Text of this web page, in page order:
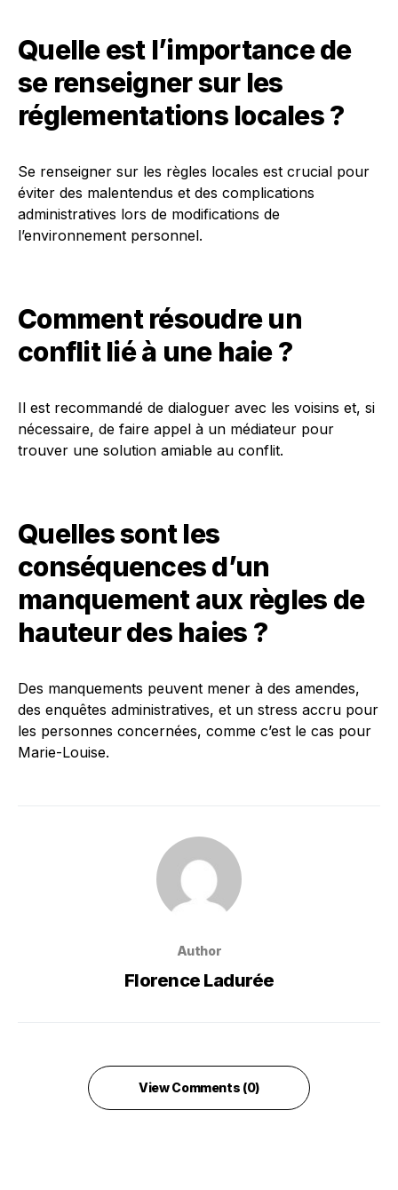
Quelle est l’importance de
se renseigner sur les
réglementations locales ?
Se renseigner sur les règles locales est crucial pour
éviter des malentendus et des complications
administratives lors de modifications de
l’environnement personnel.
Comment résoudre un
conflit lié à une haie ?
Il est recommandé de dialoguer avec les voisins et, si
nécessaire, de faire appel à un médiateur pour
trouver une solution amiable au conflit.
Quelles sont les
conséquences d’un
manquement aux règles de
hauteur des haies ?
Des manquements peuvent mener à des amendes,
des enquêtes administratives, et un stress accru pour
les personnes concernées, comme c’est le cas pour
Marie-Louise.
Author
Florence Ladurée
View Comments (0)